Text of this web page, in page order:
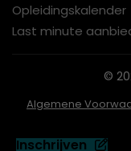
Inschrijven
Opleidingskalender
Last minute
©
Algemene